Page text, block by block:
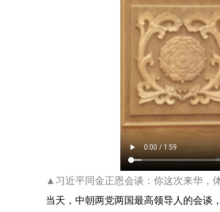
▲习近平同金正恩会谈：你这次来华，
当天，中朝两党两国最高领导人的会谈